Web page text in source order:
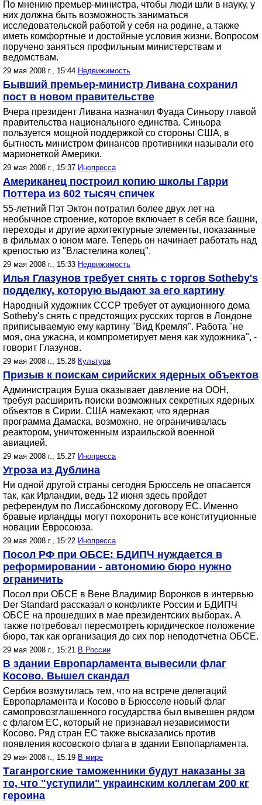
По мнению премьер-министра, чтобы люди шли в науку, у
них должна быть возможность заниматься
исследовательской работой у себя на родине, а также
иметь комфортные и достойные условия жизни. Вопросом
поручено заняться профильным министерствам и
ведомствам.
29 мая 2008 г., 15:44 Недвижимость
Бывший премьер-министр Ливана сохранил
пост в новом правительстве
Вчера президент Ливана назначил Фуада Синьору главой
правительства национального единства. Синьора
пользуется мощной поддержкой со стороны США, в
бытность министром финансов противники называли его
марионеткой Америки.
29 мая 2008 г., 15:37 Инопресса
Американец построил копию школы Гарри
Поттера из 602 тысяч спичек
55-летний Пэт Эктон потратил более двух лет на
необычное строение, которое включает в себя все башни,
переходы и другие архитектурные элементы, показанные
в фильмах о юном маге. Теперь он начинает работать над
крепостью из "Властелина колец".
29 мая 2008 г., 15:33 Недвижимость
Илья Глазунов требует снять с торгов Sotheby's
подделку, которую выдают за его картину
Народный художник СССР требует от аукционного дома
Sotheby's снять с предстоящих русских торгов в Лондоне
приписываемую ему картину "Вид Кремля". Работа "не
моя, она ужасна, и компрометирует меня как художника", -
говорит Глазунов.
29 мая 2008 г., 15:28 Культура
Призыв к поискам сирийских ядерных объектов
Администрация Буша оказывает давление на ООН,
требуя расширить поиски возможных секретных ядерных
объектов в Сирии. США намекают, что ядерная
программа Дамаска, возможно, не ограничивалась
реактором, уничтоженным израильской военной
авиацией.
29 мая 2008 г., 15:27 Инопресса
Угроза из Дублина
Ни одной другой страны сегодня Брюссель не опасается
так, как Ирландии, ведь 12 июня здесь пройдет
референдум по Лиссабонскому договору ЕС. Именно
бравые ирландцы могут похоронить все конституционные
новации Евросоюза.
29 мая 2008 г., 15:22 Инопресса
Посол РФ при ОБСЕ: БДИПЧ нуждается в
реформировании - автономию бюро нужно
ограничить
Посол при ОБСЕ в Вене Владимир Воронков в интервью
Der Standard рассказал о конфликте России и БДИПЧ
ОБСЕ на прошедших в мае президентских выборах. А
также потребовал пересмотреть юридическое положение
бюро, так как организация до сих пор неподотчетна ОБСЕ.
29 мая 2008 г., 15:21 В России
В здании Европарламента вывесили флаг
Косово. Вышел скандал
Сербия возмутилась тем, что на встрече делегаций
Европарламента и Косово в Брюсселе новый флаг
самопровозглашенного государства был вывешен рядом
с флагом ЕС, который не признавал независимости
Косово. Ряд стран ЕС также высказались против
появления косовского флага в здании Евпопарламента.
29 мая 2008 г., 15:19 В мире
Таганрогские таможенники будут наказаны за
то, что "уступили" украинским коллегам 200 кг
героина